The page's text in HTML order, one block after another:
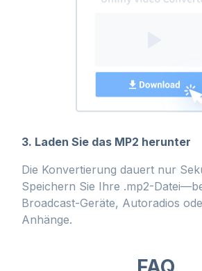
3. Laden Sie das MP2 herunter
Die Konvertierung dauert nur
Speichern Sie Ihre .mp2-
Broadcast-Geräte, Autoradios
Anhänge.